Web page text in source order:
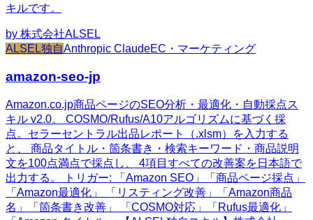
キルです。
by 株式会社ALSEL
ALSEL独自Anthropic ClaudeEC・マーケティング
amazon-seo-jp
Amazon.co.jp商品ページのSEO分析・最適化・自動採点ス
キル v2.0。 COSMO/Rufus/A10アルゴリズムに基づく採
点。セラーセントラル出品レポート（.xlsm）を入力する
と、 商品タイトル・箇条書き・検索キーワード・商品説明
文を100点満点で採点し、 4項目すべての改善案を日本語で
出力する。 トリガー: 「Amazon SEO」「商品ページ採点」
「Amazon最適化」 「リスティング改善」「Amazon商品
名」「箇条書き改善」 「COSMO対応」「Rufus最適化」